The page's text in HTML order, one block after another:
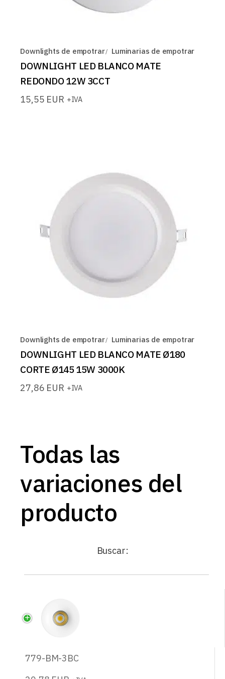
Downlights de empotrar Luminarias de empotrar
DOWNLIGHT LED BLANCO MATE
REDONDO 12W 3CCT
15,55 EUR +IVA
Downlights de empotrar Luminarias de empotrar
DOWNLIGHT LED BLANCO MATE Ø180
CORTE Ø145 15W 3000K
27,86 EUR +IVA
Todas las
variaciones del
producto
Buscar:
779-BM-3BC